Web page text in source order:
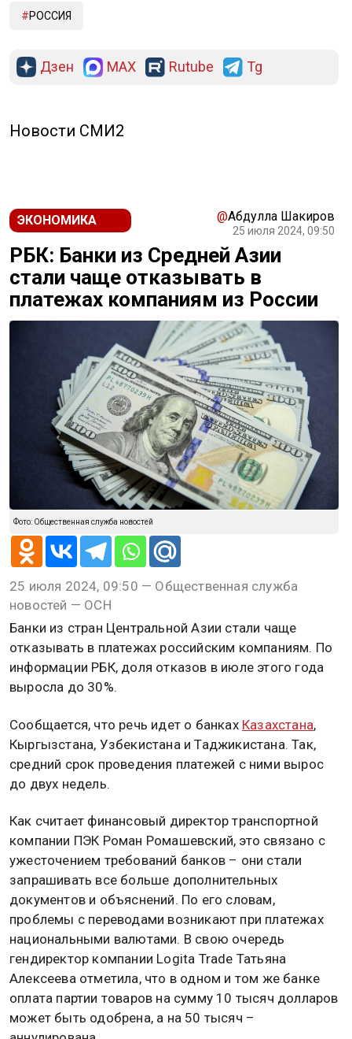
РОССИЯ
Дзен MAX Rutube Tg
Новости СМИ2
ЭКОНОМИКА @Абдулла Шакиров
25 июля 2024, 09:50
РБК: Банки из Средней Азии
стали чаще отказывать в
платежах компаниям из России
Фото: Общественная служба новостей
25 июля 2024, 09:50 — Общественная служба
новостей — ОСН
Банки из стран Центральной Азии стали чаще
отказывать в платежах российским компаниям. По
информации РБК, доля отказов в июле этого года
выросла до 30%.
Сообщается, что речь идет о банках Казахстана,
Кыргызстана, Узбекистана и Таджикистана. Так,
средний срок проведения платежей с ними вырос
до двух недель.
Как считает финансовый директор транспортной
компании ПЭК Роман Ромашевский, это связано с
ужесточением требований банков – они стали
запрашивать все больше дополнительных
документов и объяснений. По его словам,
проблемы с переводами возникают при платежах
национальными валютами. В свою очередь
гендиректор компании Logita Trade Татьяна
Алексеева отметила, что в одном и том же банке
оплата партии товаров на сумму 10 тысяч долларов
может быть одобрена, а на 50 тысяч –